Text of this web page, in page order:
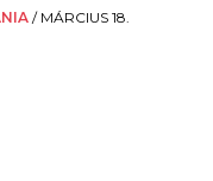
/ MÁRCIUS 18.